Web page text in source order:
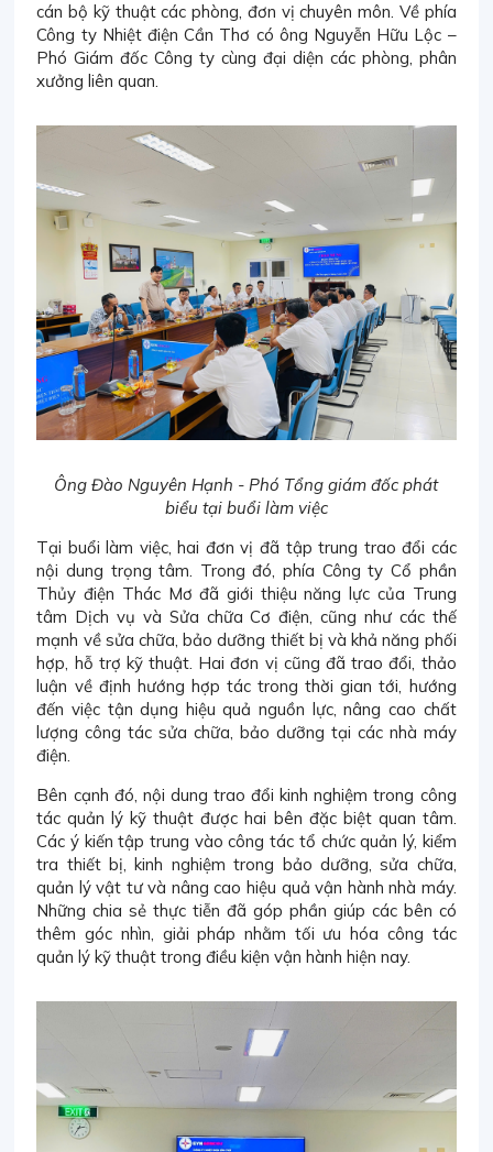
cán bộ kỹ thuật các phòng, đơn vị chuyên môn. Về phía
Công ty Nhiệt điện Cần Thơ có ông Nguyễn Hữu Lộc –
Phó Giám đốc Công ty cùng đại diện các phòng, phân
xưởng liên quan.
Ông Đào Nguyên Hạnh - Phó Tổng giám đốc phát
biểu tại buổi làm việc
Tại buổi làm việc, hai đơn vị đã tập trung trao đổi các
nội dung trọng tâm. Trong đó, phía Công ty Cổ phần
Thủy điện Thác Mơ đã giới thiệu năng lực của Trung
tâm Dịch vụ và Sửa chữa Cơ điện, cũng như các thế
mạnh về sửa chữa, bảo dưỡng thiết bị và khả năng phối
hợp, hỗ trợ kỹ thuật. Hai đơn vị cũng đã trao đổi, thảo
luận về định hướng hợp tác trong thời gian tới, hướng
đến việc tận dụng hiệu quả nguồn lực, nâng cao chất
lượng công tác sửa chữa, bảo dưỡng tại các nhà máy
điện.
Bên cạnh đó, nội dung trao đổi kinh nghiệm trong công
tác quản lý kỹ thuật được hai bên đặc biệt quan tâm.
Các ý kiến tập trung vào công tác tổ chức quản lý, kiểm
tra thiết bị, kinh nghiệm trong bảo dưỡng, sửa chữa,
quản lý vật tư và nâng cao hiệu quả vận hành nhà máy.
Những chia sẻ thực tiễn đã góp phần giúp các bên có
thêm góc nhìn, giải pháp nhằm tối ưu hóa công tác
quản lý kỹ thuật trong điều kiện vận hành hiện nay.